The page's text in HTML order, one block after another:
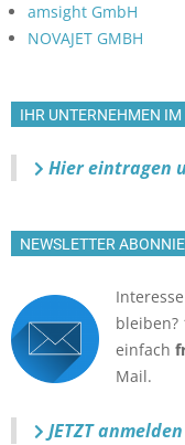
amsight GmbH
NOVAJET GMBH
IHR UNTERNEHMEN
Hier eintragen
NEWSLETTER
bleiben?
einfach
Mail.
JETZT anmelden